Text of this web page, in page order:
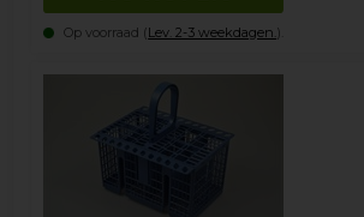
Op voorraad (Lev. 2-3 weekdagen. ).